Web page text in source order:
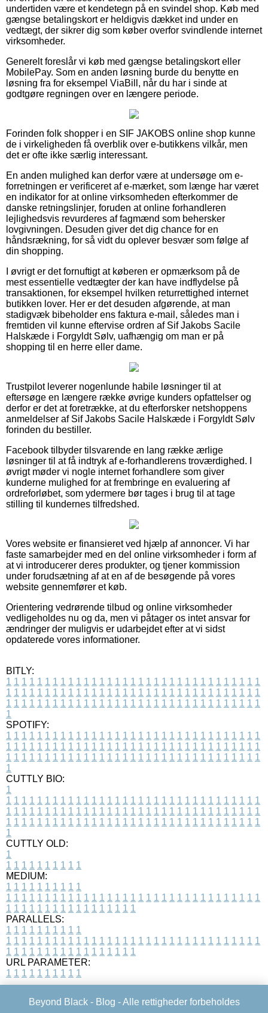
undertiden være et kendetegn på en svindel shop. Køb med
gængse betalingskort er heldigvis dækket ind under en
vedtægt, der sikrer dig som køber overfor svindlende internet
virksomheder.
Generelt foreslår vi køb med gængse betalingskort eller
MobilePay. Som en anden løsning burde du benytte en
løsning fra for eksempel ViaBill, når du har i sinde at
godtgøre regningen over en længere periode.
Forinden folk shopper i en SIF JAKOBS online shop kunne
de i virkeligheden få overblik over e-butikkens vilkår, men
det er ofte ikke særlig interessant.
En anden mulighed kan derfor være at undersøge om e-
forretningen er verificeret af e-mærket, som længe har været
en indikator for at online virksomheden efterkommer de
danske retningslinjer, foruden at online forhandleren
lejlighedsvis revurderes af fagmænd som behersker
lovgivningen. Desuden giver det dig chance for en
håndsrækning, for så vidt du oplever besvær som følge af
din shopping.
I øvrigt er det fornuftigt at køberen er opmærksom på de
mest essentielle vedtægter der kan have indflydelse på
transaktionen, for eksempel hvilken returrettighed internet
butikken lover. Her er det desuden afgørende, at man
stadigvæk bibeholder ens faktura e-mail, således man i
fremtiden vil kunne eftervise ordren af Sif Jakobs Sacile
Halskæde i Forgyldt Sølv, uafhængig om man er på
shopping til en herre eller dame.
Trustpilot leverer nogenlunde habile løsninger til at
eftersøge en længere række øvrige kunders opfattelser og
derfor er det at foretrække, at du efterforsker netshoppens
anmeldelser af Sif Jakobs Sacile Halskæde i Forgyldt Sølv
forinden du bestiller.
Facebook tilbyder tilsvarende en lang række ærlige
løsninger til at få indtryk af e-forhandlerens troværdighed. I
øvrigt møder vi nogle internet forhandlere som giver
kunderne mulighed for at frembringe en evaluering af
ordreforløbet, som ydermere bør tages i brug til at tage
stilling til kundernes tilfredshed.
Vores website er finansieret ved hjælp af annoncer. Vi har
faste samarbejder med en del online virksomheder i form af
at vi introducerer deres produkter, og tjener kommission
under forudsætning af at en af de besøgende på vores
website gennemfører et køb.
Orientering vedrørende tilbud og online virksomheder
vedligeholdes nu og da, men vi påtager os intet ansvar for
ændringer der muligvis er udarbejdet efter at vi sidst
opdaterede vores informationer.
BITLY:
1 1 1 1 1 1 1 1 1 1 1 1 1 1 1 1 1 1 1 1 1 1 1 1 1 1 1 1 1 1 1 1 1
1 1 1 1 1 1 1 1 1 1 1 1 1 1 1 1 1 1 1 1 1 1 1 1 1 1 1 1 1 1 1 1 1
1 1 1 1 1 1 1 1 1 1 1 1 1 1 1 1 1 1 1 1 1 1 1 1 1 1 1 1 1 1 1 1 1
1
SPOTIFY:
1 1 1 1 1 1 1 1 1 1 1 1 1 1 1 1 1 1 1 1 1 1 1 1 1 1 1 1 1 1 1 1 1
1 1 1 1 1 1 1 1 1 1 1 1 1 1 1 1 1 1 1 1 1 1 1 1 1 1 1 1 1 1 1 1 1
1 1 1 1 1 1 1 1 1 1 1 1 1 1 1 1 1 1 1 1 1 1 1 1 1 1 1 1 1 1 1 1 1
1
CUTTLY BIO:
1
1 1 1 1 1 1 1 1 1 1 1 1 1 1 1 1 1 1 1 1 1 1 1 1 1 1 1 1 1 1 1 1 1
1 1 1 1 1 1 1 1 1 1 1 1 1 1 1 1 1 1 1 1 1 1 1 1 1 1 1 1 1 1 1 1 1
1 1 1 1 1 1 1 1 1 1 1 1 1 1 1 1 1 1 1 1 1 1 1 1 1 1 1 1 1 1 1 1 1
1
CUTTLY OLD:
1
1 1 1 1 1 1 1 1 1 1
MEDIUM:
1 1 1 1 1 1 1 1 1 1
1 1 1 1 1 1 1 1 1 1 1 1 1 1 1 1 1 1 1 1 1 1 1 1 1 1 1 1 1 1 1 1 1
1 1 1 1 1 1 1 1 1 1 1 1 1 1 1 1 1
PARALLELS:
1 1 1 1 1 1 1 1 1 1
1 1 1 1 1 1 1 1 1 1 1 1 1 1 1 1 1 1 1 1 1 1 1 1 1 1 1 1 1 1 1 1 1
1 1 1 1 1 1 1 1 1 1 1 1 1 1 1 1 1
URL PARAMETER:
1 1 1 1 1 1 1 1 1 1
Beyond Black - Blog - Alle rettigheder forbeholdes